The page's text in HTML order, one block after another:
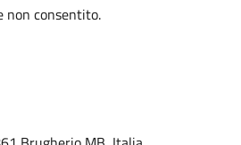
non consentito.